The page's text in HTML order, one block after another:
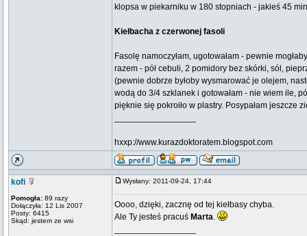
klopsa w piekarniku w 180 stopniach - jakieś 45
Kiełbacha z czerwonej fasoli
Fasolę namoczyłam, ugotowałam - pewnie
razem - pół cebuli, 2 pomidory bez skórki, sól,
(pewnie dobrze byłoby wysmarować je olejem,
wodą do 3/4 szklanek i gotowałam - nie wiem ile,
pięknie się pokroiło w plastry. Posypałam jeszcze
hxxp://www.kurazdoktoratem.blogspot.com
kofi
Pomogła: 89 razy
Dołączyła: 12 Lis 2007
Posty: 6415
Skąd: jestem ze wsi
Wysłany: 2011-09-24, 17:44
Oooo, dzięki, zacznę od tej kiełbasy chyba.
Ale Ty jesteś pracuś Marta.